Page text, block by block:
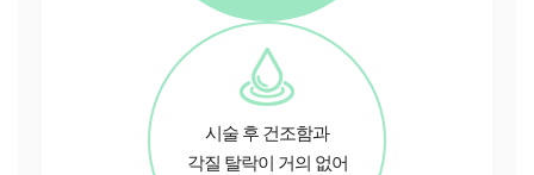
시술 후 건조함과
각질 탈락이 거의 없어